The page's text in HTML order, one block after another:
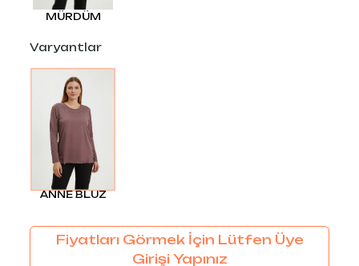
MÜRDÜM
Varyantlar
ANNE BLUZ
Fiyatları Görmek İçin Lütfen Üye
Girişi Yapınız